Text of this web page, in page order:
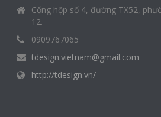
Cống hộp số 4, đường TX52,
12.
0909767065
tdesign.vietnam@gmail.com
http://tdesign.vn/